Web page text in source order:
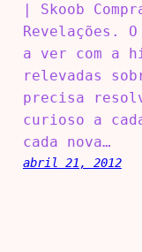
| Skoob
Revelações.
a ver com a
relevadas
precisa
curioso a
cada nova…
abril 21, 2012